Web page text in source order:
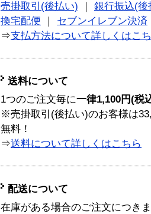
売掛取引(後払い)
銀行振込(後
換宅配便
セブンイレブン決済
⇒支払方法について詳しくはこ
送料について
1つのご注文毎に一律1,100円(税
※売掛取引(後払い)のお客様は
無料！
⇒送料について詳しくはこちら
配送について
在庫がある場合のご注文につき